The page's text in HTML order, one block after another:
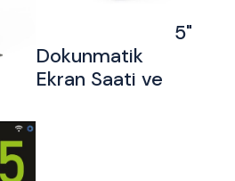
5"
Dokunmatik
Ekran Saati ve